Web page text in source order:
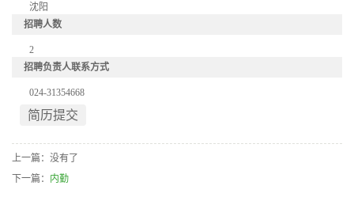
沈阳
招聘人数
2
招聘负责人联系方式
024-31354668
简历提交
上一篇：没有了
下一篇： 内勤